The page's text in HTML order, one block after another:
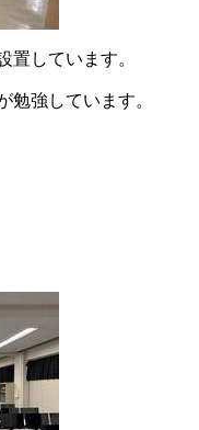
置しています。
勉強しています。